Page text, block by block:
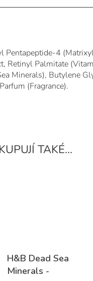
H&B Dead Sea
Minerals -
4
Retinyl Palmitate
Minerals), Butylene
(Fragrance).